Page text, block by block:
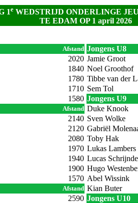
1eWEDSTRIJD ONDERLINGE
TE EDAM OP 1 april 2026
Afstand
2020
1840
1780
1710
1580
Afstand
2140
2120
2080
1970
1940
1900
1570
Afstand
2590
Jongens U8
Jamie Groot
Noel Groothof
Tibbe van der
Sem Tol
Jongens U9
Duke Knook
Sven Wolke
Gabriël
Toby Hak
Lukas Lambers
Lucas
Hugo
Abel Wissink
Kian Buter
Jongens U10